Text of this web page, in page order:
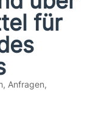
für
, Anfragen,